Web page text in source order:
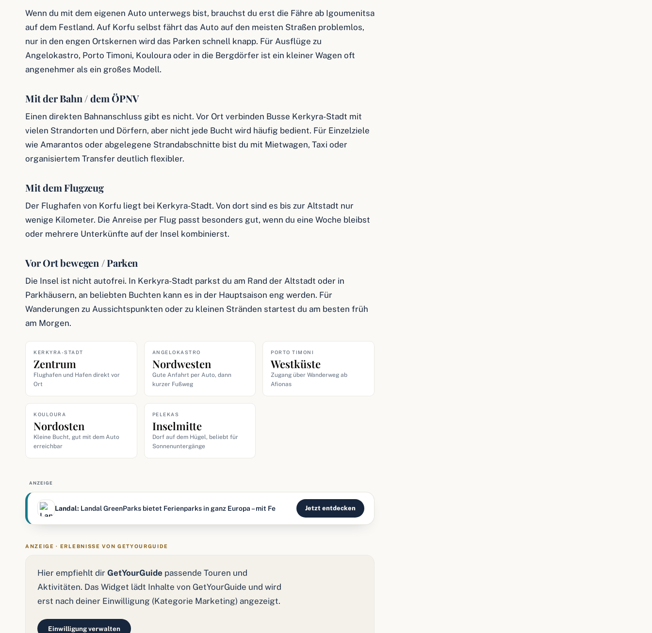
Wenn du mit dem eigenen Auto unterwegs bist, brauchst du erst die Fähre ab Igoumenitsa
auf dem Festland. Auf Korfu selbst fährt das Auto auf den meisten Straßen problemlos,
nur in den engen Ortskernen wird das Parken schnell knapp. Für Ausflüge zu
Angelokastro, Porto Timoni, Kouloura oder in die Bergdörfer ist ein kleiner Wagen oft
angenehmer als ein großes Modell.
Mit der Bahn / dem ÖPNV
Einen direkten Bahnanschluss gibt es nicht. Vor Ort verbinden Busse Kerkyra-Stadt mit
vielen Strandorten und Dörfern, aber nicht jede Bucht wird häufig bedient. Für Einzelziele
wie Amarantos oder abgelegene Strandabschnitte bist du mit Mietwagen, Taxi oder
organisiertem Transfer deutlich flexibler.
Mit dem Flugzeug
Der Flughafen von Korfu liegt bei Kerkyra-Stadt. Von dort sind es bis zur Altstadt nur
wenige Kilometer. Die Anreise per Flug passt besonders gut, wenn du eine Woche bleibst
oder mehrere Unterkünfte auf der Insel kombinierst.
Vor Ort bewegen / Parken
Die Insel ist nicht autofrei. In Kerkyra-Stadt parkst du am Rand der Altstadt oder in
Parkhäusern, an beliebten Buchten kann es in der Hauptsaison eng werden. Für
Wanderungen zu Aussichtspunkten oder zu kleinen Stränden startest du am besten früh
am Morgen.
KERKYRA-STADT
Zentrum
Flughafen und Hafen direkt vor
Ort
ANGELOKASTRO
Nordwesten
Gute Anfahrt per Auto, dann
kurzer Fußweg
PORTO TIMONI
Westküste
Zugang über Wanderweg ab
Afionas
KOULOURA
Nordosten
Kleine Bucht, gut mit dem Auto
erreichbar
PELEKAS
Inselmitte
Dorf auf dem Hügel, beliebt für
Sonnenuntergänge
ANZEIGE
Landal: Landal GreenParks bietet Ferienparks in ganz Europa – mit Fe Jetzt entdecken
ANZEIGE · ERLEBNISSE VON GETYOURGUIDE
Hier empfiehlt dir GetYourGuide passende Touren und
Aktivitäten. Das Widget lädt Inhalte von GetYourGuide und wird
erst nach deiner Einwilligung (Kategorie Marketing) angezeigt.
Einwilligung verwalten